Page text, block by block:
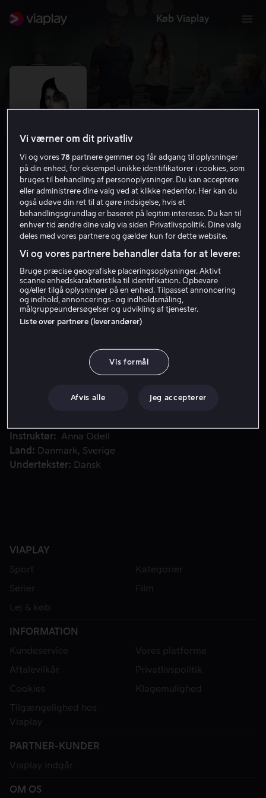
Køb Viaplay
X&Y
Drama 2018 1 t. 47 min
12 år
Lej 49 kr
udleverer og dissekerer hinanden. Fiktion og virkelighed
bliver udvisket i drilske metalag.
Instruktør
Anna Odell
Land
Danmark
Sverige
Undertekster
Dansk
VIAPLAY
Sport
Kategorier
Serier
Film
Lej & køb
INFORMATION
Kundeservice
Vores platforme
Aftalevilkår
Privatlivspolitik
Cookies
Klagemulighed
Tilgængelighed hos
Viaplay
PARTNER-KUNDER
Viaplay indgår
OM OS
Vi værner om dit privatliv
Vi og vores78 partnere gemmer og får adgang til oplysninger
på din enhed, for eksempel unikke identifikatorer i cookies, som
bruges til behandling af personoplysninger. Du kan acceptere
eller administrere dine valg ved at klikke nedenfor. Her kan du
også udøve din ret til at gøre indsigelse, hvis et
behandlingsgrundlag er baseret på legitim interesse. Du kan til
enhver tid ændre dine valg via siden Privatlivspolitik. Dine valg
deles med vores partnere og gælder kun for dette website.
Vi og vores partnere behandler data for at levere:
Bruge præcise geografiske placeringsoplysninger. Aktivt
scanne enhedskarakteristika til identifikation. Opbevare
og/eller tilgå oplysninger på en enhed. Tilpasset annoncering
og indhold, annoncerings- og indholdsmåling,
målgruppeundersøgelser og udvikling af tjenester.
Liste over partnere (leverandører)
Vis formål
Afvis alle Jeg accepterer